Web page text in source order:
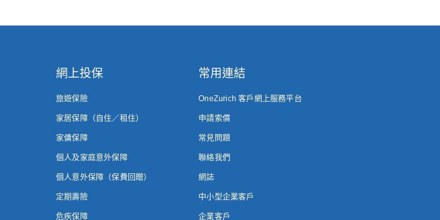
網上投保
旅遊保險
家居保障（自住／租住）
家傭保障
個人及家庭意外保障
個人意外保障（保費回贈）
定期壽險
危疾保障
常用連結
OneZurich 客戶網上服務平台
申請索償
常見問題
聯絡我們
網誌
中小型企業客戶
企業客戶